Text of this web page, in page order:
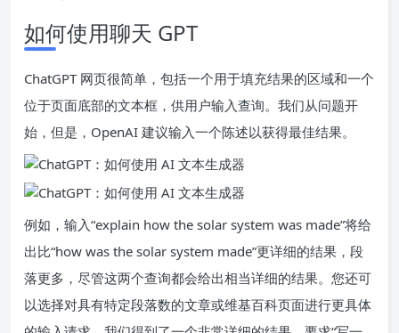
如何使用聊天 GPT
ChatGPT 网页很简单，包括一个用于填充结果的区域和一个
位于页面底部的文本框，供用户输入查询。我们从问题开
始，但是，OpenAI 建议输入一个陈述以获得最佳结果。
例如，输入“explain how the solar system was made”将给
出比“how was the solar system made”更详细的结果，段
落更多，尽管这两个查询都会给出相当详细的结果。您还可
以选择对具有特定段落数的文章或维基百科页面进行更具体